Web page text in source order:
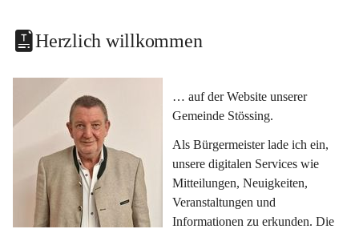
Herzlich willkommen
… auf der Website unserer
Gemeinde Stössing.
Als Bürgermeister lade ich ein,
unsere digitalen Services wie
Mitteilungen, Neuigkeiten,
Veranstaltungen und
Informationen zu erkunden. Die